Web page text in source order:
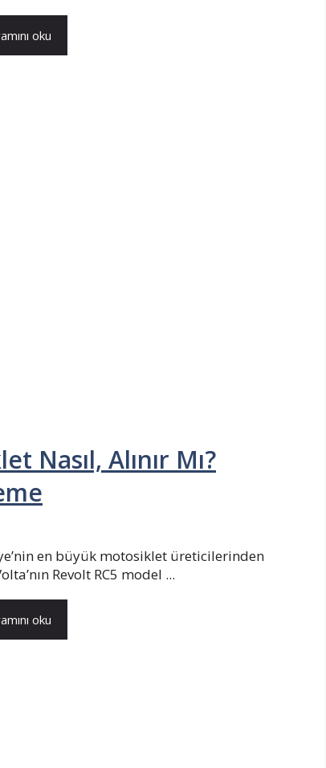
oku
Nasıl, Alınır Mı?
en büyük motosiklet üreticilerinden
Revolt RC5 model ...
oku